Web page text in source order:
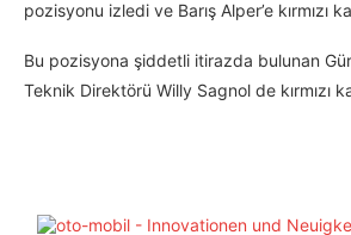
pozisyonu izledi ve Barış Alper’e kırmızı
Bu pozisyona şiddetli itirazda bulunan
Teknik Direktörü Willy Sagnol de kırmızı